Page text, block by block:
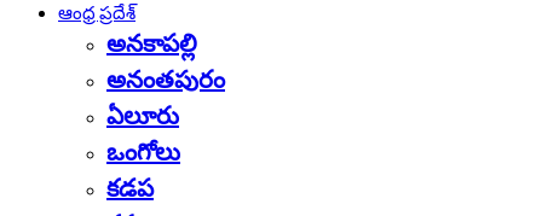
ఆంధ్ర ప్రదేశ్
అనకాపల్లి
అనంతపురం
ఏలూరు
ఒంగోలు
కడప